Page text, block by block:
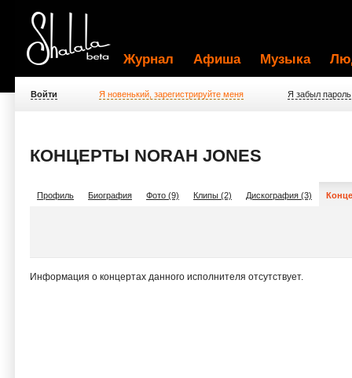
Журнал Афиша Музыка
Войти Я новенький, зарегистрируйте меня Я забыл пароль
КОНЦЕРТЫ NORAH JONES
Профиль Биография Фото (9) Клипы (2) Дискография (3)
Информация о концертах данного исполнителя отсутствует.